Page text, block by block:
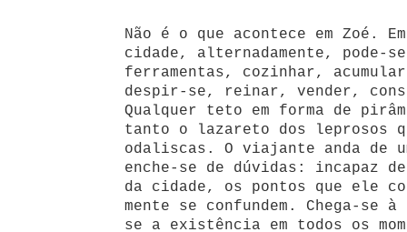
Não é o que acontece em Zoé.
cidade, alternadamente, pode-
ferramentas, cozinhar,
despir-se, reinar, vender,
Qualquer teto em forma de
tanto o lazareto dos leprosos
odaliscas. O viajante anda de
enche-se de dúvidas: incapaz
da cidade, os pontos que ele
mente se confundem. Chega-se
se a existência em todos os